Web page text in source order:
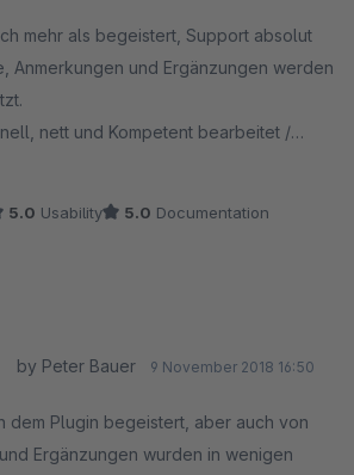
mehr als begeistert, Support absolut
Anmerkungen und Ergänzungen werden
nett und Kompetent bearbeitet /
5.0 Usability 5.0 Documentation
by Peter Bauer 9 November 2018 16:50
dem Plugin begeistert, aber auch von
Ergänzungen wurden in wenigen